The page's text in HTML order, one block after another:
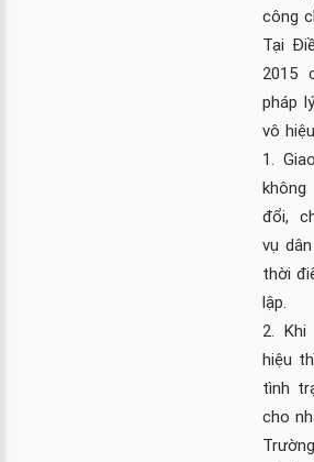
công
Tại
2015
pháp
vô
1.
đổi,
vụ
thời
lập.
2.
hiệu
tình
cho